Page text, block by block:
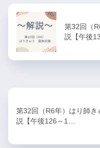
第32回（
説【午後
第32回（R6年）はり師き
説【午後126～1…